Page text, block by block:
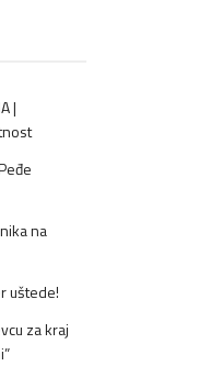
|
na
uštede!
za kraj